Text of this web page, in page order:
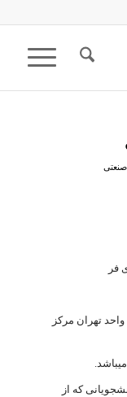
فر
واحد تهران مرکز
که از